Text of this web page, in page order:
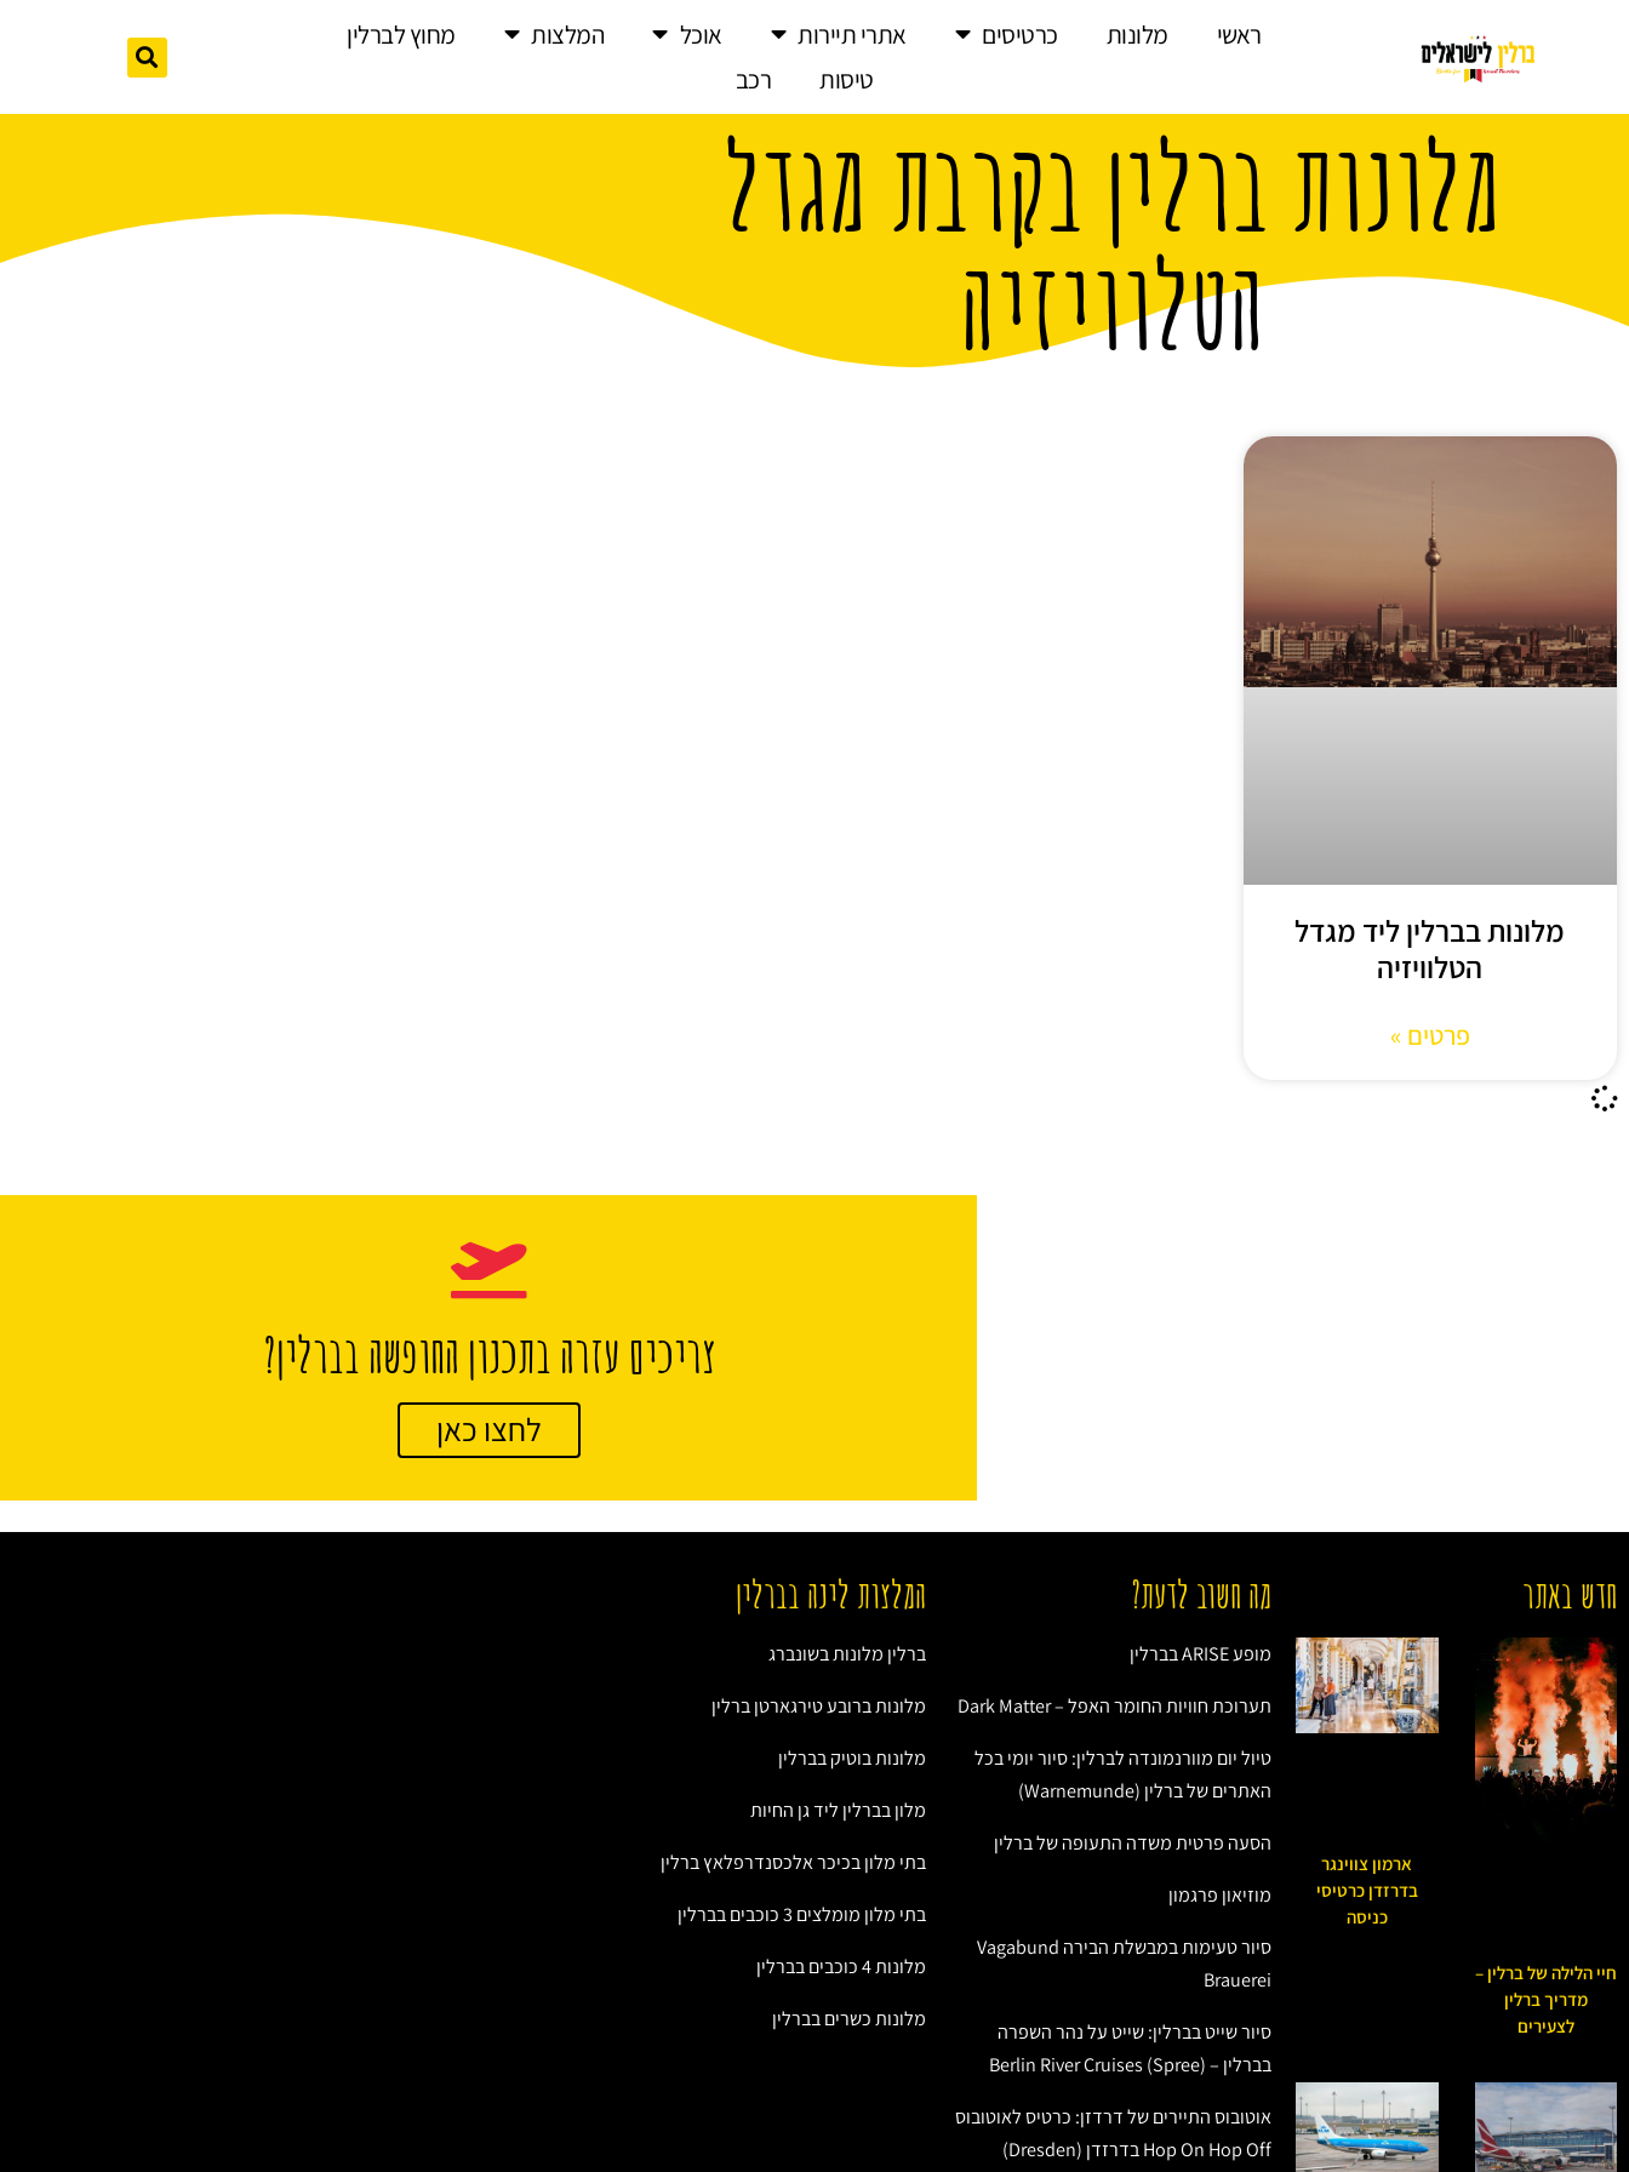
ראשי מלונות כרטיסים אתרי תיירות אוכל המלצות
מחוץ לברלין
טיסות
רכב
מלונות ברלין בקרבת מגדל
הטלוויזיה
מלונות בברלין ליד מגדל
הטלוויזיה
פרטים »
צריכים עזרה בתכנון החופשה בברלין?
לחצו כאן
חדש באתר
חיי הלילה של ברלין –
מדריך ברלין
לצעירים
ארמון צווינגר
בדרזדן כרטיסי
כניסה
מה חשוב לדעת?
מופע ARISE בברלין
תערוכת חוויות החומר האפל – Dark Matter
טיול יום מוורנמונדה לברלין: סיור יומי בכל
האתרים של ברלין (Warnemunde)
הסעה פרטית משדה התעופה של ברלין
מוזיאון פרגמון
סיור טעימות במבשלת הבירה Vagabund
Brauerei
סיור שייט בברלין: שייט על נהר השפרה
בברלין – Berlin River Cruises (Spree)
אוטובוס התיירים של דרדזן: כרטיס לאוטובוס
Hop On Hop Off בדרזדן (Dresden)
המלצות לינה בברלין
ברלין מלונות בשונברג
מלונות ברובע טירגארטן ברלין
מלונות בוטיק בברלין
מלון בברלין ליד גן החיות
בתי מלון בכיכר אלכסנדרפלאץ ברלין
בתי מלון מומלצים 3 כוכבים בברלין
מלונות 4 כוכבים בברלין
מלונות כשרים בברלין